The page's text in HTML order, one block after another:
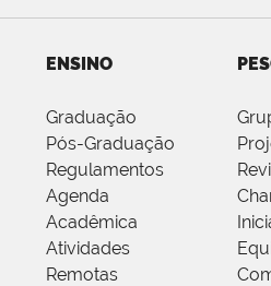
ENSINO
Graduação
Pós-Graduação
Regulamentos
Agenda
Acadêmica
Atividades
Remotas